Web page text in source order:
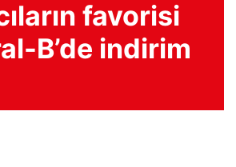
favorisi
B’de indirim